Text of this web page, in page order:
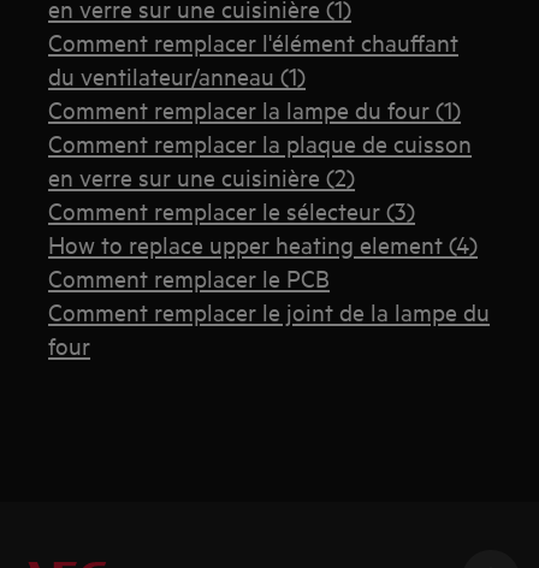
en verre sur une cuisinière (1)
Comment remplacer l'élément chauffant
du ventilateur/anneau (1)
Comment remplacer la lampe du four (1)
Comment remplacer la plaque de cuisson
en verre sur une cuisinière (2)
Comment remplacer le sélecteur (3)
How to replace upper heating element (4)
Comment remplacer le PCB
Comment remplacer le joint de la lampe du
four